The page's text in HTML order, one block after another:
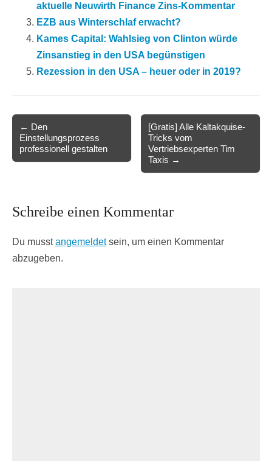
aktuelle Neuwirth Finance Zins-Kommentar
EZB aus Winterschlaf erwacht?
Kames Capital: Wahlsieg von Clinton würde
Zinsanstieg in den USA begünstigen
Rezession in den USA – heuer oder in 2019?
navigation
← Den
Einstellungsprozess
professionell gestalten
[Gratis] Alle Kaltakquise-
Tricks vom
Vertriebsexperten Tim
Taxis →
Schreibe einen Kommentar
Du musstangemeldetsein, um einen Kommentar
abzugeben.